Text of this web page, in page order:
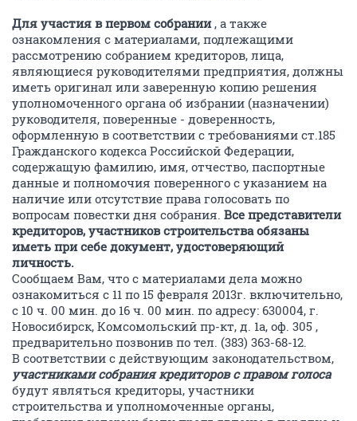
Для участия в первом собрании, а также
ознакомления с материалами, подлежащими
рассмотрению собранием кредиторов, лица,
являющиеся руководителями предприятия, должны
иметь оригинал или заверенную копию решения
уполномоченного органа об избрании (назначении)
руководителя, поверенные - доверенность,
оформленную в соответствии с требованиями ст.185
Гражданского кодекса Российской Федерации,
содержащую фамилию, имя, отчество, паспортные
данные и полномочия поверенного с указанием на
наличие или отсутствие права голосовать по
вопросам повестки дня собрания. Все представители
кредиторов, участников строительства обязаны
иметь при себе документ, удостоверяющий
личность.
Сообщаем Вам, что с материалами дела можно
ознакомиться с 11 по 15 февраля 2013г. включительно,
с 10 ч. 00 мин. до 16 ч. 00 мин. по адресу: 630004, г.
Новосибирск, Комсомольский пр-кт, д. 1а, оф. 305 ,
предварительно позвонив по тел. (383) 363-68-12.
В соответствии с действующим законодательством,
участниками собрания кредиторов с правом голоса
будут являться кредиторы, участники
строительства и уполномоченные органы,